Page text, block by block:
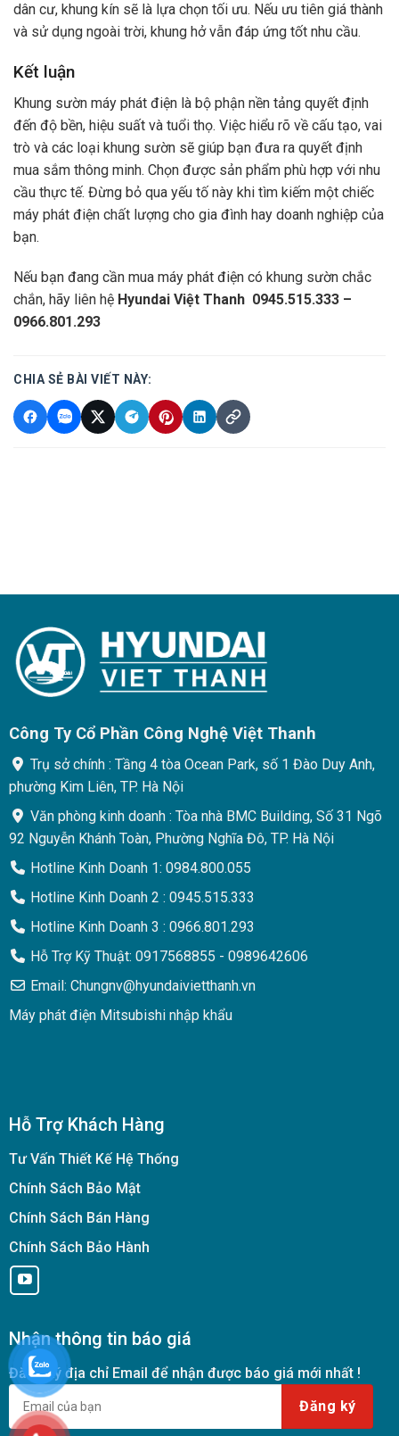
dân cư, khung kín sẽ là lựa chọn tối ưu. Nếu ưu tiên giá thành
và sử dụng ngoài trời, khung hở vẫn đáp ứng tốt nhu cầu.
Kết luận
Khung sườn máy phát điện là bộ phận nền tảng quyết định
đến độ bền, hiệu suất và tuổi thọ. Việc hiểu rõ về cấu tạo, vai
trò và các loại khung sườn sẽ giúp bạn đưa ra quyết định
mua sắm thông minh. Chọn được sản phẩm phù hợp với nhu
cầu thực tế. Đừng bỏ qua yếu tố này khi tìm kiếm một chiếc
máy phát điện chất lượng cho gia đình hay doanh nghiệp của
bạn.
Nếu bạn đang cần mua máy phát điện có khung sườn chắc
chắn, hãy liên hệ Hyundai Việt Thanh 0945.515.333 –
0966.801.293
CHIA SẺ BÀI VIẾT NÀY:
Công Ty Cổ Phần Công Nghệ Việt Thanh
Trụ sở chính : Tầng 4 tòa Ocean Park, số 1 Đào Duy Anh,
phường Kim Liên, TP. Hà Nội
Văn phòng kinh doanh : Tòa nhà BMC Building, Số 31 Ngõ
92 Nguyễn Khánh Toàn, Phường Nghĩa Đô, TP. Hà Nội
Hotline Kinh Doanh 1: 0984.800.055
Hotline Kinh Doanh 2 : 0945.515.333
Hotline Kinh Doanh 3 : 0966.801.293
Hỗ Trợ Kỹ Thuật: 0917568855 - 0989642606
Email: Chungnv@hyundaivietthanh.vn
Máy phát điện Mitsubishi nhập khẩu
Hỗ Trợ Khách Hàng
Tư Vấn Thiết Kế Hệ Thống
Chính Sách Bảo Mật
Chính Sách Bán Hàng
Chính Sách Bảo Hành
Nhận thông tin báo giá
Đăng ký địa chỉ Email để nhận được báo giá mới nhất !